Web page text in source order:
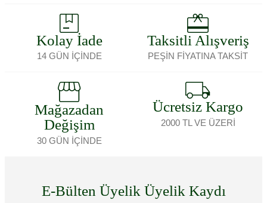
Kolay İade
14 GÜN İÇİNDE
Taksitli Alışveriş
PEŞİN FİYATINA TAKSİT
Mağazadan
Değişim
30 GÜN İÇİNDE
Ücretsiz Kargo
2000 TL VE ÜZERİ
E-Bülten Üyelik Üyelik Kaydı